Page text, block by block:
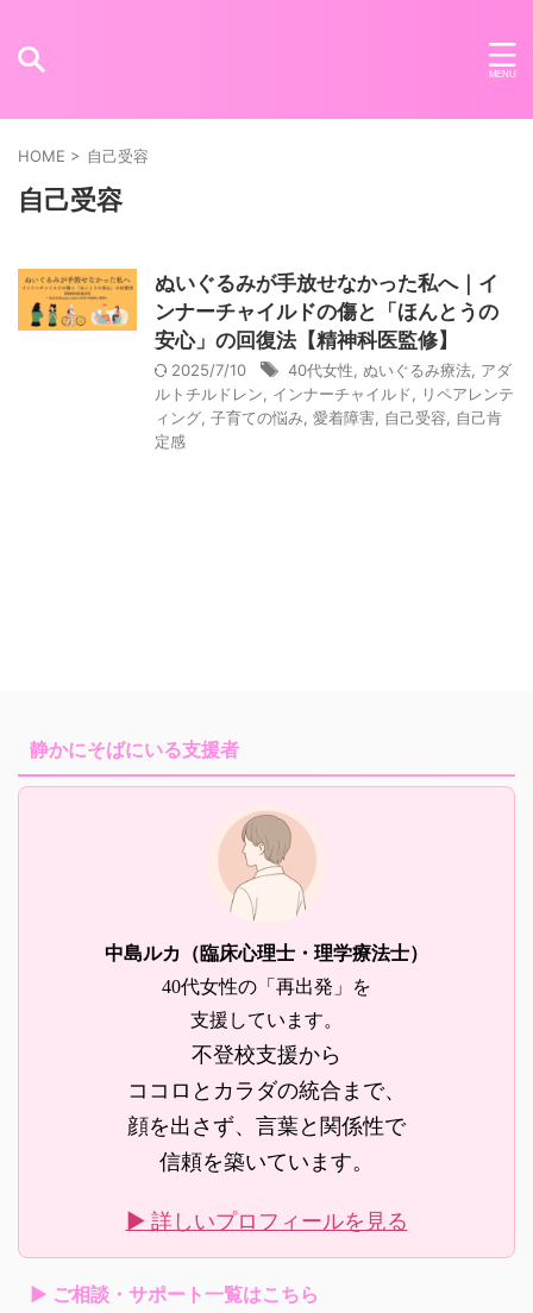
HOME > 自己受容
自己受容
ぬいぐるみが手放せなかった私へ｜イ
ンナーチャイルドの傷と「ほんとうの
安心」の回復法【精神科医監修】
2025/7/10 40代女性 ぬいぐるみ療法 アダ
ルトチルドレン
インナーチャイルド
リペアレンテ
ィング 子育ての悩み 愛着障害 自己受容
自己肯
定感
静かにそばにいる支援者
中島ルカ（臨床心理士・理学療法士）
40代女性の「再出発」を
支援しています。
不登校支援から
ココロとカラダの統合まで、
顔を出さず、言葉と関係性で
信頼を築いています。
▶ 詳しいプロフィールを見る
▶ ご相談・サポート一覧はこちら